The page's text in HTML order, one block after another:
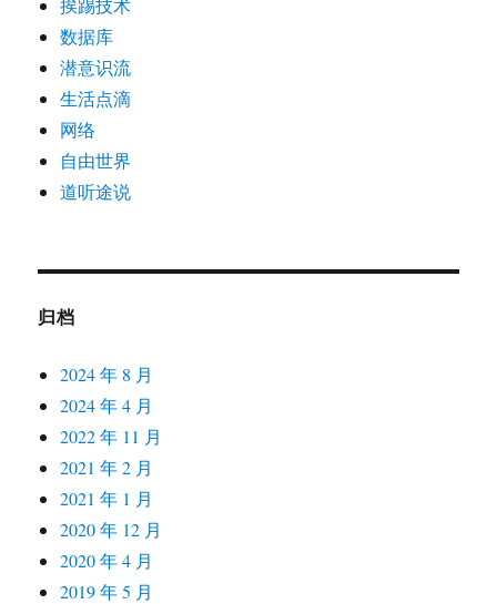
挨踢技术
数据库
潜意识流
生活点滴
网络
自由世界
道听途说
归档
2024 年 8 月
2024 年 4 月
2022 年 11 月
2021 年 2 月
2021 年 1 月
2020 年 12 月
2020 年 4 月
2019 年 5 月